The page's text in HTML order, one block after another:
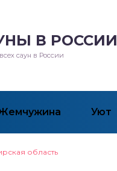
В РОССИИ
саун в России
Уют
область